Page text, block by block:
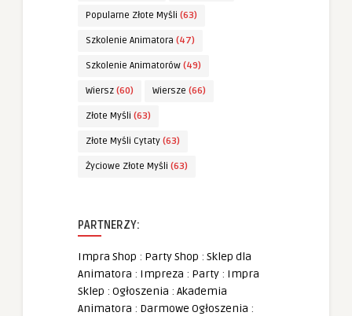
Popularne Złote Myśli (63)
Szkolenie Animatora (47)
Szkolenie Animatorów (49)
Wiersz (60) Wiersze (66)
Złote Myśli (63)
Złote Myśli Cytaty (63)
Życiowe Złote Myśli (63)
PARTNERZY:
Impra Shop : Party Shop : Sklep dla
Animatora : Impreza : Party : Impra
Sklep : Ogłoszenia : Akademia
Animatora : Darmowe Ogłoszenia :